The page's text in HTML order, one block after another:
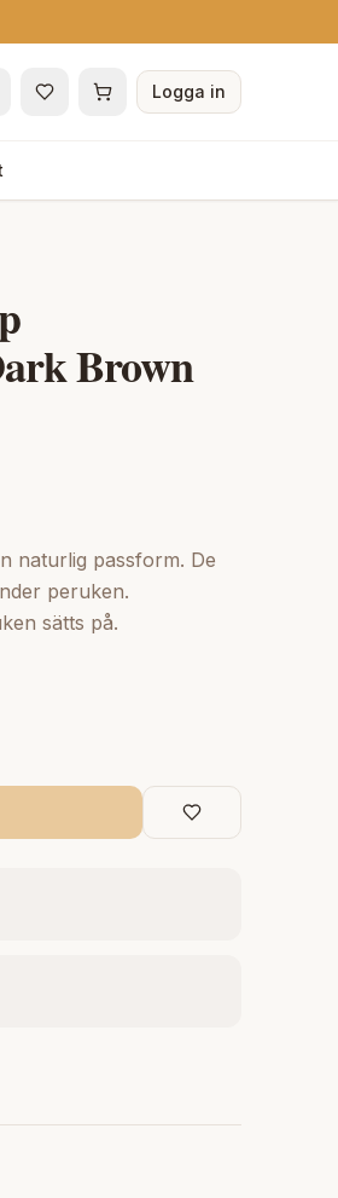
Logga in
Brown
naturlig passform. De
peruken.
sätts på.